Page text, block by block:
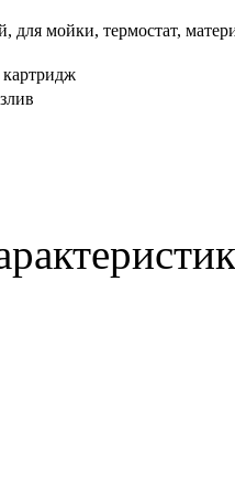
для мойки, термостат,